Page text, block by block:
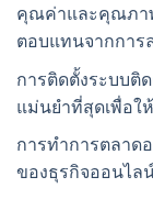
คุณค่าและคุณภา
ตอบแทนจากการ
การติดตั้งระบบติ
แม่นยำที่สุดเพื่อใ
การทำการตลาด
ของธุรกิจออนไล